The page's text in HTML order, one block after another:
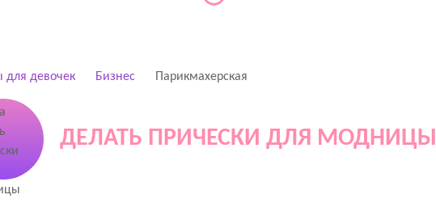
для девочек Бизнес Парикмахерская
ДЕЛАТЬ ПРИЧЕСКИ ДЛЯ МОДНИЦЫ